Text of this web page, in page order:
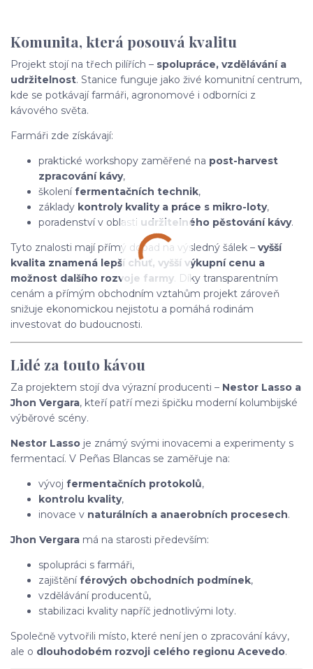
Komunita, která posouvá kvalitu
Projekt stojí na třech pilířích – spolupráce, vzdělávání a
udržitelnost. Stanice funguje jako živé komunitní centrum,
kde se potkávají farmáři, agronomové i odborníci z
kávového světa.
Farmáři zde získávají:
praktické workshopy zaměřené na post-harvest
zpracování kávy,
školenífermentačních technik,
základy kontroly kvality a práce s mikro-loty,
poradenství v oblasti udržitelného pěstování kávy.
Tyto znalosti mají přímý dopad na výsledný šálek – vyšší
kvalita znamená lepší chuť, vyšší výkupní cenu a
možnost dalšího rozvoje farmy. Díky transparentním
cenám a přímým obchodním vztahům projekt zároveň
snižuje ekonomickou nejistotu a pomáhá rodinám
investovat do budoucnosti.
Lidé za touto kávou
Za projektem stojí dva výrazní producenti – Nestor Lasso a
Jhon Vergara, kteří patří mezi špičku moderní kolumbijské
výběrové scény.
Nestor Lasso je známý svými inovacemi a experimenty s
fermentací. V Peñas Blancas se zaměřuje na:
vývoj fermentačních protokolů,
kontrolu kvality,
inovace v naturálních a anaerobních procesech.
Jhon Vergara má na starosti především:
spolupráci s farmáři,
zajištěníférových obchodních podmínek,
vzdělávání producentů,
stabilizaci kvality napříč jednotlivými loty.
Společně vytvořili místo, které není jen o zpracování kávy,
ale o dlouhodobém rozvoji celého regionu Acevedo.